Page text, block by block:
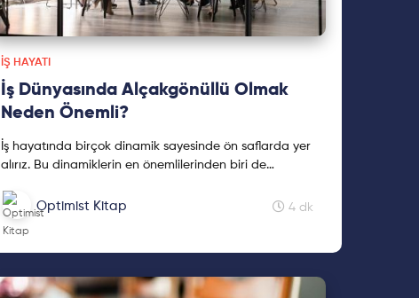
İŞ HAYATI
İş Dünyasında Alçakgönüllü Olmak
Neden Önemli?
İş hayatında birçok dinamik sayesinde ön saflarda yer
alırız. Bu dinamiklerin en önemlilerinden biri de
hem de insan ilişkilerimizde önemli bir rol oynar. Bu
yazımızda iş dünyasında alçakgönüllülük üzerine
yazdık. Keyifli okumalar...
Optimist Kitap 4 dk